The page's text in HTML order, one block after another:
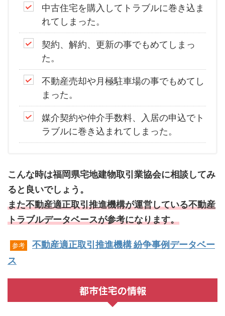
中古住宅を購入してトラブルに巻き込ま
れてしまった。
契約、解約、更新の事でもめてしまっ
た。
不動産売却や月極駐車場の事でもめてし
まった。
媒介契約や仲介手数料、入居の申込でト
ラブルに巻き込まれてしまった。
こんな時は福岡県宅地建物取引業協会に相談してみ
ると良いでしょう。
また不動産適正取引推進機構が運営している不動産
トラブルデータベースが参考になります。
参考
不動産適正取引推進機構 紛争事例データベー
ス
都市住宅の情報